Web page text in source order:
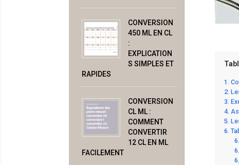
CONVERSION
450 ML EN CL
:
EXPLICATION
S SIMPLES ET
RAPIDES
CONVERSION
CL ML :
COMMENT
CONVERTIR
12 CL EN ML
FACILEMENT